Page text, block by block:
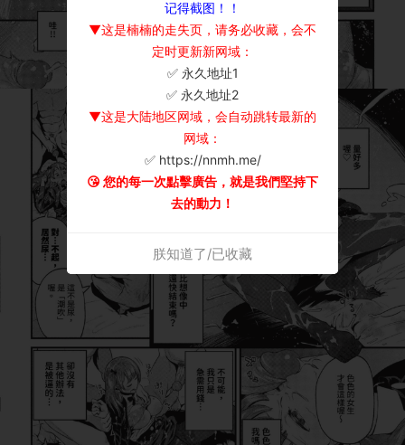
记得截图！！
▼这是楠楠的走失页，请务必收藏，会不
定时更新新网域：
✅ 永久地址1
✅ 永久地址2
▼这是大陆地区网域，会自动跳转最新的
网域：
✅ https://nnmh.me/
😘 您的每一次點擊廣告，就是我們堅持下
去的動力！
朕知道了/已收藏